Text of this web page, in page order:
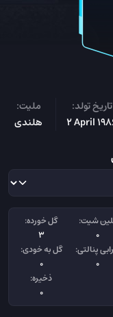
تاریخ تولد:
2 April
ملیت:
هلندی
شیت:
0
گل خورده:
3
پنالتی:
0
گل به خودی:
0
ذخیره:
0